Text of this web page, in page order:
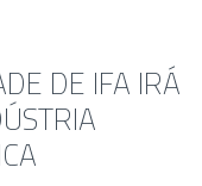
DE IFA IRÁ